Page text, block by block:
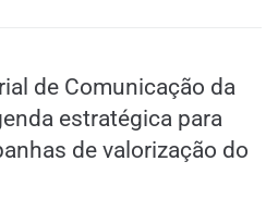
de Comunicação da
estratégica para
de valorização do